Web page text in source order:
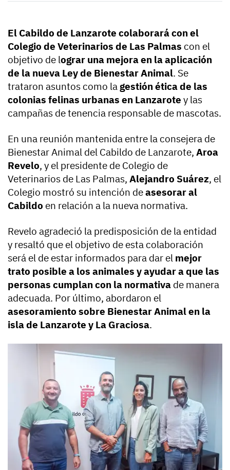
El Cabildo de Lanzarote colaborará con el
Colegio de Veterinarios de Las Palmas con el
objetivo de lograr una mejora en la aplicación
de la nueva Ley de Bienestar Animal. Se
trataron asuntos como la gestión ética de las
colonias felinas urbanas en Lanzarote y las
campañas de tenencia responsable de mascotas.
En una reunión mantenida entre la consejera de
Bienestar Animal del Cabildo de Lanzarote, Aroa
Revelo, y el presidente de Colegio de
Veterinarios de Las Palmas, Alejandro Suárez, el
Colegio mostró su intención deasesorar al
Cabildo en relación a la nueva normativa.
Revelo agradeció la predisposición de la entidad
y resaltó que el objetivo de esta colaboración
será el de estar informados para dar el mejor
trato posible a los animales y ayudar a que las
personas cumplan con la normativa de manera
adecuada. Por último, abordaron el
asesoramiento sobre Bienestar Animal en la
isla de Lanzarote y La Graciosa.